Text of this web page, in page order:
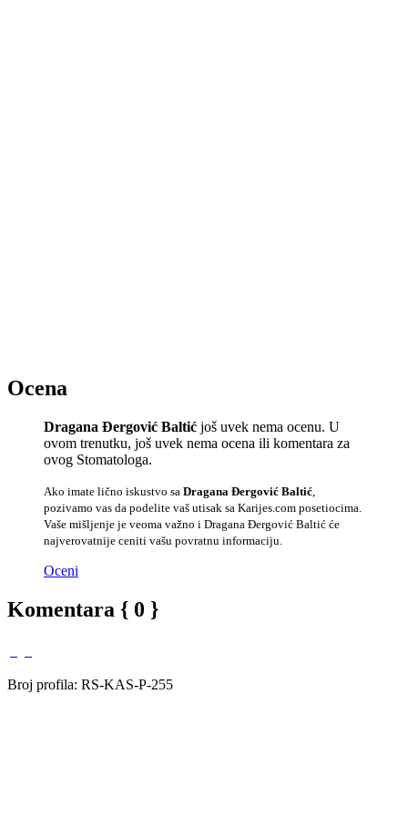
Ocena
Dragana Đergović Baltić još uvek nema ocenu. U
ovom trenutku, još uvek nema ocena ili komentara za
ovog Stomatologa.
Ako imate lično iskustvo sa Dragana Đergović Baltić
pozivamo vas da podelite vaš utisak sa Karijes.com posetiocima.
Vaše mišljenje je veoma važno i Dragana Đergović Baltić će
najverovatnije ceniti vašu povratnu informaciju.
Oceni
Komentara { 0 }
Broj profila: RS-KAS-P-255